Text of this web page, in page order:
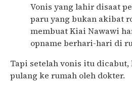
Vonis yang lahir disaat
paru yang bukan akibat
membuat Kiai Nawawi
opname berhari-hari di
Tapi setelah vonis itu
pulang ke rumah oleh dokter.